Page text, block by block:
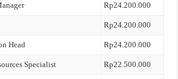
Rp24.200.000
Rp24.200.000
Head Rp24.200.000
Specialist Rp22.500.000